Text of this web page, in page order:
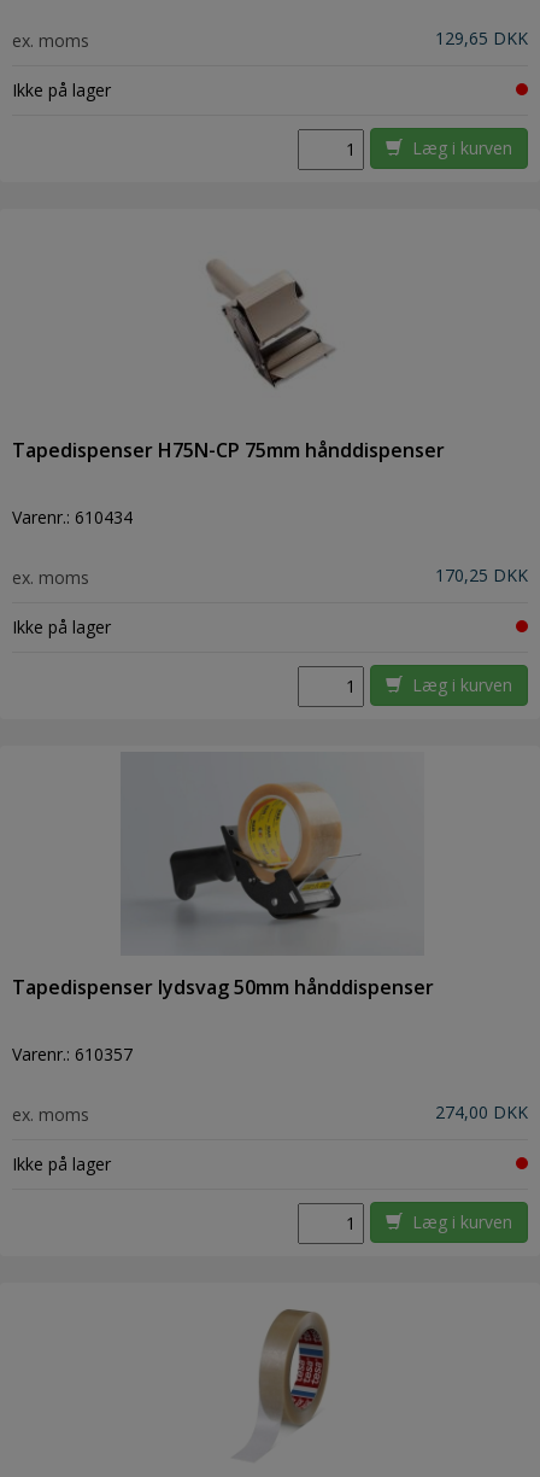
ex. moms 129,65 DKK
Ikke på lager
Læg i kurven
Tapedispenser H75N-CP 75mm hånddispenser
Varenr.: 610434
ex. moms 170,25 DKK
Ikke på lager
Læg i kurven
Tapedispenser lydsvag 50mm hånddispenser
Varenr.: 610357
ex. moms 274,00 DKK
Ikke på lager
Læg i kurven